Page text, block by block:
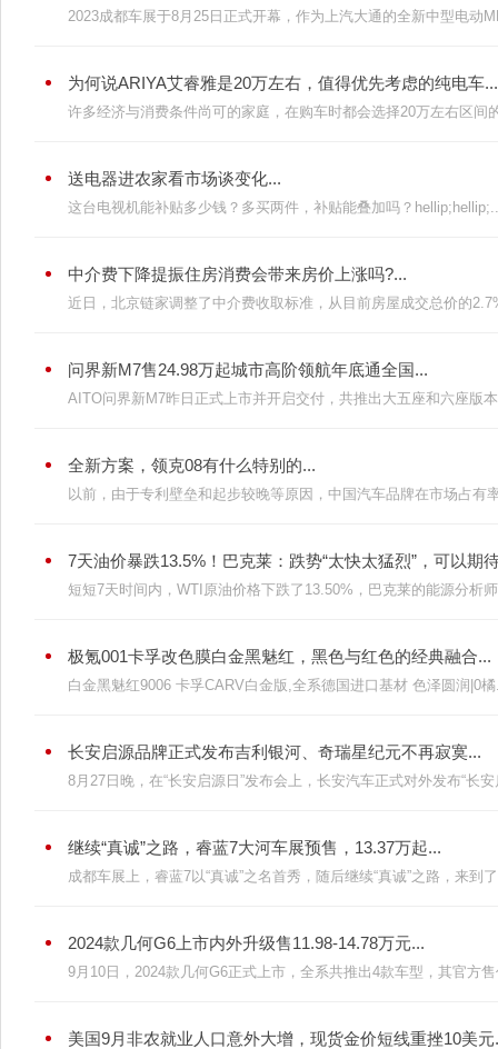
2023成都车展于8月25日正式开幕，作为上汽大通的全新中型电动
为何说ARIYA艾睿雅是20万左右，值得优先考虑的纯电车...
许多经济与消费条件尚可的家庭，在购车时都会选择20万左右区间
送电器进农家看市场谈变化...
这台电视机能补贴多少钱？多买两件，补贴能叠加吗？
中介费下降提振住房消费会带来房价上涨吗?...
近日，北京链家调整了中介费收取标准，从目前房屋成交总价的
问界新M7售24.98万起城市高阶领航年底通全国...
AITO问界新M7昨日正式上市并开启交付，共推出大五座和六座版
全新方案，领克08有什么特别的...
以前，由于专利壁垒和起步较晚等原因，中国汽车品牌在市场占有
7天油价暴跌13.5%！巴克莱：跌势“太快太猛烈”，可以期
短短7天时间内，WTI原油价格下跌了13.50%，巴克莱的能源分析
极氪001卡孚改色膜白金黑魅红，黑色与红色的经典融合...
白金黑魅红9006 卡孚CARV白金版,全系德国进口基材 色泽圆润|0
长安启源品牌正式发布吉利银河、奇瑞星纪元不再寂寞...
8月27日晚，在“长安启源日”发布会上，长安汽车正式对外发布“长
继续“真诚”之路，睿蓝7大河车展预售，13.37万起...
成都车展上，睿蓝7以“真诚”之名首秀，随后继续“真诚”之路，来到
2024款几何G6上市内外升级售11.98-14.78万元...
9月10日，2024款几何G6正式上市，全系共推出4款车型，其官方
美国9月非农就业人口意外大增，现货金价短线重挫10美元